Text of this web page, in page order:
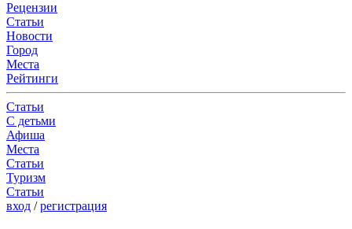
Рецензии
Статьи
Новости
Город
Места
Рейтинги
Статьи
С детьми
Афиша
Места
Статьи
Туризм
Статьи
вход /регистрация